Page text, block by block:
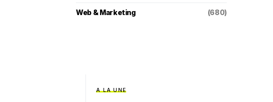
Web & Marketing (680)
A LA UNE